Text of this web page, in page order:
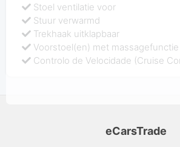
Stoel ventilatie voor
Stuur verwarmd
Trekhaak uitklapbaar
Voorstoel(en) met massagefunctie
Controlo de Velocidade (Cruise
eCarsTrade